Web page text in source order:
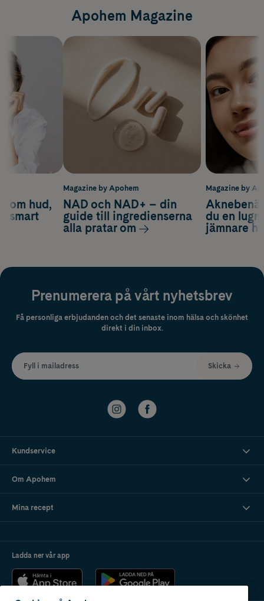
Apohem Magazine
Magazine by
du en
jämnare
om hud,
smart
Magazine by Apohem
NAD och NAD+ – din
guide till ingredienserna
alla pratar om
Prenumerera på vårt nyhetsbrev
Få personliga erbjudanden och det senaste inom hälsa och skönhet
direkt i din inbox.
Fyll i mailadress Skicka
Kundservice
Om Apohem
Mina recept
Ladda ner vår app